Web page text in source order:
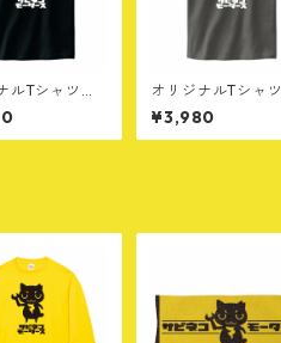
ルTシャツ
ック
オリジナルTシャツ
［A］チャコール
¥3,980